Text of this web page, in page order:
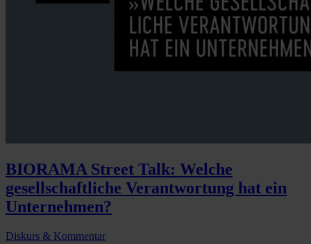
BIORAMA Street Talk: Welche
gesellschaftliche Verantwortung hat ein
Unternehmen?
Diskurs & Kommentar